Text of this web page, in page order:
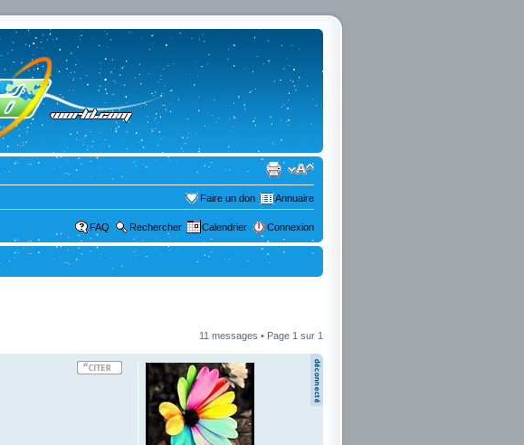
Faire un don Annuaire
FAQ Rechercher Calendrier Connexion
11 messages • Page 1 sur 1